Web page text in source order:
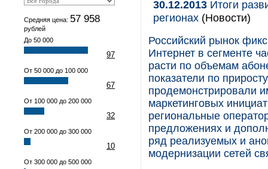
Средняя цена: 57 958
рублей
До 50 000
97
От 50 000 до 100 000
67
От 100 000 до 200 000
32
От 200 000 до 300 000
10
От 300 000 до 500 000
30.12.2013 Итоги
регионах (Новости)
Российский рынок
Интернет в сегменте
расти по объемам
показатели по
продемонстрировали
маркетинговых
региональные
предложениях и
ряд реализуемых и
модернизации сетей